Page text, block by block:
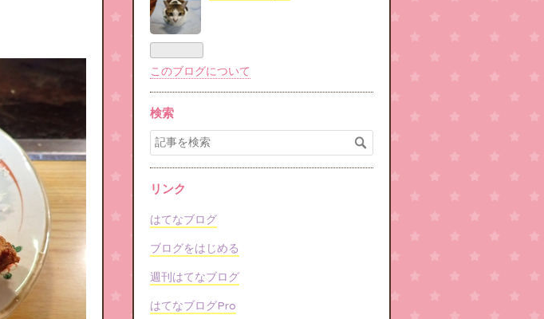
このブログについて
検索
リンク
はてなブログ
ブログをはじめる
週刊はてなブログ
はてなブログPro